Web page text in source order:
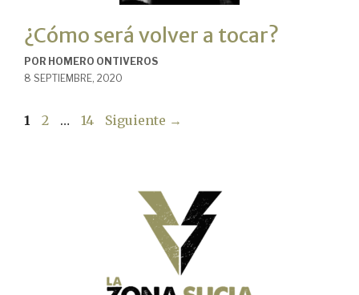
¿Cómo será volver a tocar?
POR HOMERO ONTIVEROS
8 SEPTIEMBRE, 2020
Página
1 Página
2 … Página
14 Siguiente →